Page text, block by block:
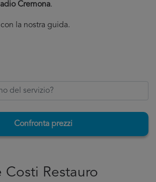
Cremona.
la nostra guida.
Confronta prezzi
Costi Restauro